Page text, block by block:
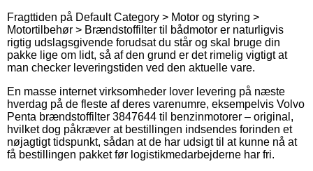
Fragttiden på Default Category > Motor og styring >
Motortilbehør > Brændstoffilter til bådmotor er naturligvis
rigtig udslagsgivende forudsat du står og skal bruge din
pakke lige om lidt, så af den grund er det rimelig vigtigt at
man checker leveringstiden ved den aktuelle vare.
En masse internet virksomheder lover levering på næste
hverdag på de fleste af deres varenumre, eksempelvis Volvo
Penta brændstoffilter 3847644 til benzinmotorer – original,
hvilket dog påkræver at bestillingen indsendes forinden et
nøjagtigt tidspunkt, sådan at de har udsigt til at kunne nå at
få bestillingen pakket før logistikmedarbejderne har fri.